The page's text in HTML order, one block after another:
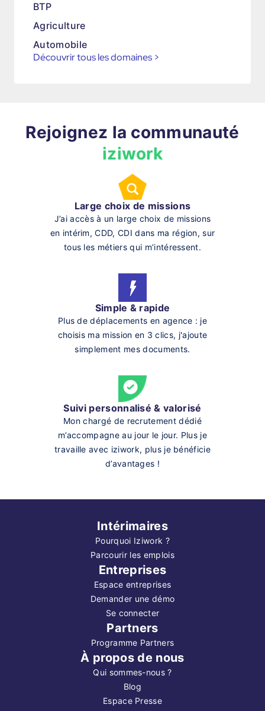
BTP
Agriculture
Automobile
Découvrir tous les domaines >
Rejoignez la communauté
iziwork
Large choix de missions
J’ai accès à un large choix de missions
en intérim, CDD, CDI dans ma région, sur
tous les métiers qui m’intéressent.
Simple & rapide
Plus de déplacements en agence : je
choisis ma mission en 3 clics, j'ajoute
simplement mes documents.
Suivi personnalisé & valorisé
Mon chargé de recrutement dédié
m’accompagne au jour le jour. Plus je
travaille avec iziwork, plus je bénéficie
d’avantages !
Intérimaires
Pourquoi Iziwork ?
Parcourir les emplois
Entreprises
Espace entreprises
Demander une démo
Se connecter
Partners
Programme Partners
À propos de nous
Qui sommes-nous ?
Blog
Espace Presse